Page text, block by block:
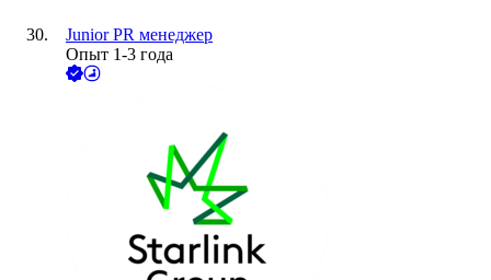
Junior PR менеджер
Опыт 1-3 года